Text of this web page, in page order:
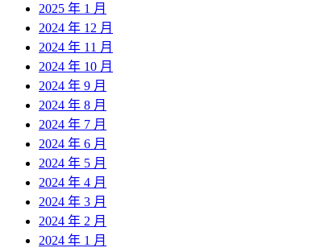
2025 年 1 月
2024 年 12 月
2024 年 11 月
2024 年 10 月
2024 年 9 月
2024 年 8 月
2024 年 7 月
2024 年 6 月
2024 年 5 月
2024 年 4 月
2024 年 3 月
2024 年 2 月
2024 年 1 月